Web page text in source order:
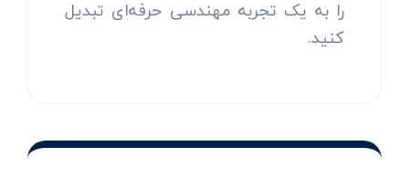
را به یک تجربه مهندسی حرفه‌ای تبدیل
کنید.